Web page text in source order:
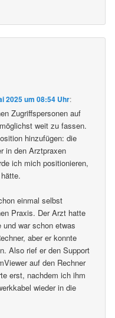
2025 um 08:54 Uhr:
Zugriffspersonen auf
weit zu fassen.
hinzufügen: die
in den Arztpraxen
ich mich positionieren,
einmal selbst
Praxis. Der Arzt hatte
war schon etwas
aber er konnte
Also rief er den Support
auf den Rechner
erst, nachdem ich ihm
wieder in die